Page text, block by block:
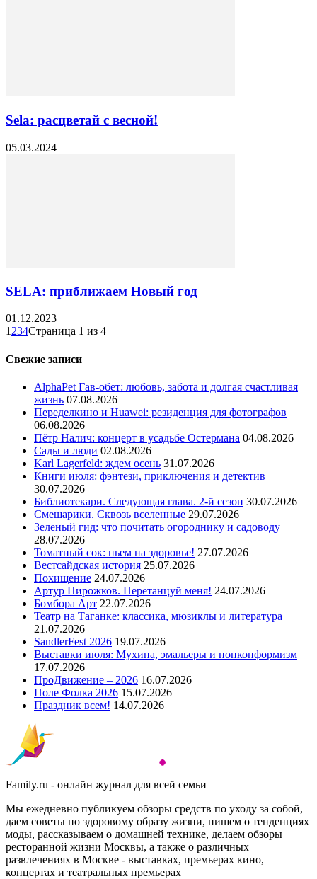
Sela: расцветай с весной!
05.03.2024
SELA: приближаем Новый год
01.12.2023
1 234Страница 1 из 4
Свежие записи
AlphaPet Гав-обет: любовь, забота и долгая счастливая
жизнь 07.08.2026
Переделкино и Huawei: резиденция для фотографов
06.08.2026
Пётр Налич: концерт в усадьбе Остермана 04.08.2026
Сады и люди 02.08.2026
Karl Lagerfeld: ждем осень 31.07.2026
Книги июля: фэнтези, приключения и детектив
30.07.2026
Библиотекари. Следующая глава. 2-й сезон 30.07.2026
Смешарики. Сквозь вселенные 29.07.2026
Зеленый гид: что почитать огороднику и садоводу
28.07.2026
Томатный сок: пьем на здоровье! 27.07.2026
Вестсайдская история 25.07.2026
Похищение 24.07.2026
Артур Пирожков. Перетанцуй меня! 24.07.2026
Бомбора Арт 22.07.2026
Театр на Таганке: классика, мюзиклы и литература
21.07.2026
SandlerFest 2026 19.07.2026
Выставки июля: Мухина, эмальеры и нонконформизм
17.07.2026
ПроДвижение – 2026 16.07.2026
Поле Фолка 2026 15.07.2026
Праздник всем! 14.07.2026
Family.ru - онлайн журнал для всей семьи
Мы ежедневно публикуем обзоры средств по уходу за собой,
даем советы по здоровому образу жизни, пишем о тенденциях
моды, рассказываем о домашней технике, делаем обзоры
ресторанной жизни Москвы, а также о различных
развлечениях в Москве - выставках, премьерах кино,
концертах и театральных премьерах